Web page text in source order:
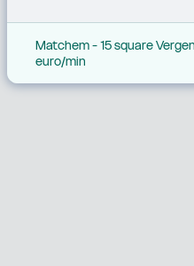
Matchem - 15 square
euro/min